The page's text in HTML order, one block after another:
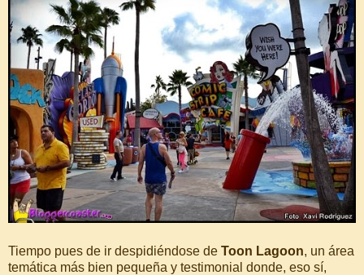
Tiempo pues de ir despidiéndose de Toon Lagoon, un área
temática más bien pequeña y testimonial donde, eso sí,